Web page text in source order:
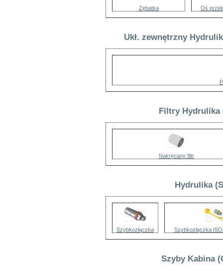
Zębatka Oś
Ukł. zewnętrzny
Filtry Hydrulika
Nakręcany filtr
Hydrulika
Szybkozłączka Szybkozłączka
Szyby Kabina